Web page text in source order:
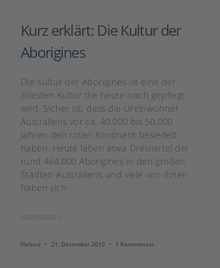
Kurz erklärt: Die Kultur der
Aborigines
Die Kultur der Aborigines ist eine der
ältesten Kultur die heute noch gepflegt
wird. Sicher ist, dass die Ureinwohner
Australiens vor ca. 40.000 bis 50.000
Jahren den roten Kontinent besiedelt
haben. Heute leben etwa Dreiviertel der
rund 464.000 Aborigines in den großen
Städten Australiens und viele von ihnen
haben sich
MEHR LESEN »
Helena 21. Dezember 2012 1 Kommentar